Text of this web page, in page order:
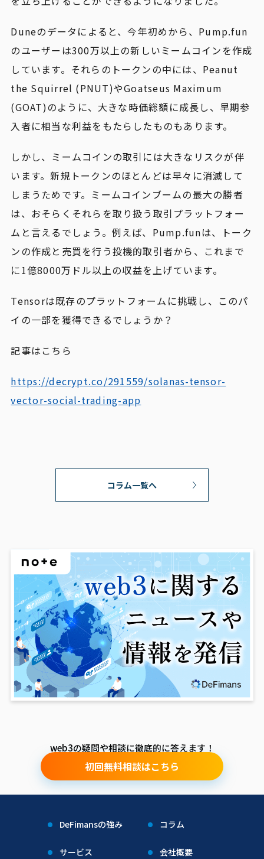
Duneのデータによると、今年初めから、Pump.fun
のユーザーは300万以上の新しいミームコインを作成
しています。それらのトークンの中には、Peanut
the Squirrel (PNUT)やGoatseus Maximum
(GOAT)のように、大きな時価総額に成長し、早期参
入者に相当な利益をもたらしたものもあります。
しかし、ミームコインの取引には大きなリスクが伴
います。新規トークンのほとんどは早々に消滅して
しまうためです。ミームコインブームの最大の勝者
は、おそらくそれらを取り扱う取引プラットフォー
ムと言えるでしょう。例えば、Pump.funは、トーク
ンの作成と売買を行う投機的取引者から、これまで
に1億8000万ドル以上の収益を上げています。
Tensorは既存のプラットフォームに挑戦し、このパ
イの一部を獲得できるでしょうか？
記事はこちら
https://decrypt.co/291559/solanas-tensor-
vector-social-trading-app
コラム一覧へ
web3の疑問や相談に徹底的に答えます！
初回無料相談はこちら
DeFimansの強み コラム
サービス 会社概要